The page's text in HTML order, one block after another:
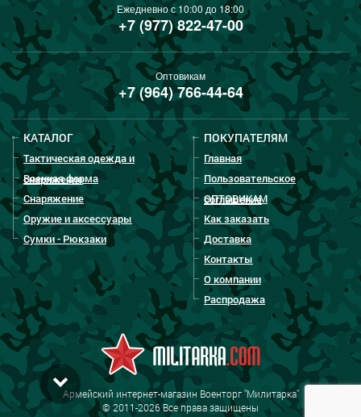
Ежедневно с 10:00 до 18:00
+7 (977) 822-47-00
Оптовикам
+7 (964) 766-44-64
КАТАЛОГ
Тактическая одежда и
снаряжение
Военная форма
Снаряжение
Оружие и аксессуары
Сумки - Рюкзаки
ПОКУПАТЕЛЯМ
Главная
Пользовательское
соглашение
ОПТОВИКАМ
Как заказать
Доставка
Контакты
О компании
Распродажа
Армейский интернет-магазин Военторг "Милитарка"
© 2011-2026 Все права защищены